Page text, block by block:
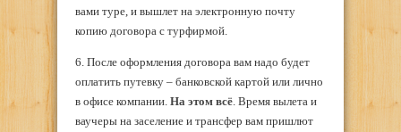
вами туре, и вышлет на электронную почту
копию договора с турфирмой.
6. После оформления договора вам надо будет
оплатить путевку – банковской картой или лично
в офисе компании. На этом всё . Время вылета и
ваучеры на заселение и трансфер вам пришлют